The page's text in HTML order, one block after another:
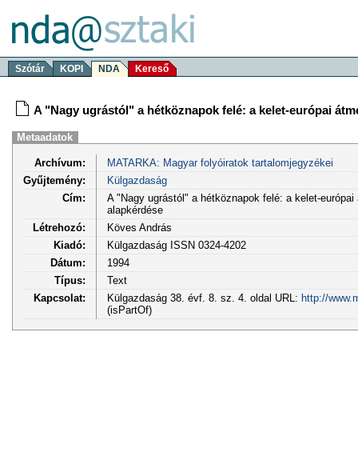
Szótár KOPI NDA Kereső
A "Nagy ugrástól" a hétköznapok felé: a kelet-európai
Metaadatok
Archívum:
MATARKA: Magyar folyóiratok tartalomjegyzékei
Gyűjtemény:
Külgazdaság
Cím:
A "Nagy ugrástól" a hétköznapok felé: a kelet-
alapkérdése
Létrehozó:
Köves András
Kiadó:
Külgazdaság ISSN 0324-4202
Dátum:
1994
Típus:
Text
Kapcsolat:
Külgazdaság 38. évf. 8. sz. 4. oldal URL: http://
(isPartOf)